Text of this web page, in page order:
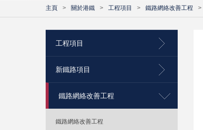
主頁 > 關於港鐵 > 工程項目 > 鐵路網絡改善工程 >
工程項目
新鐵路項目
鐵路網絡改善工程
鐵路網絡改善工程